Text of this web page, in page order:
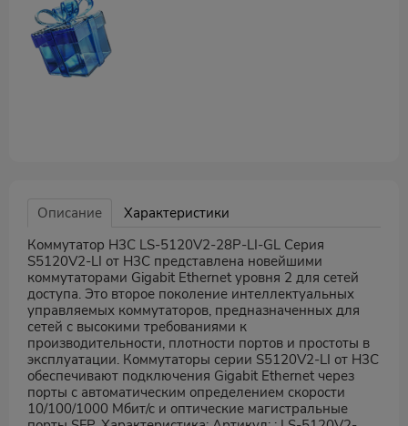
Описание
Характеристики
Коммутатор H3C LS-5120V2-28P-LI-GL Серия
S5120V2-LI от H3C представлена новейшими
коммутаторами Gigabit Ethernet уровня 2 для сетей
доступа. Это второе поколение интеллектуальных
управляемых коммутаторов, предназначенных для
сетей с высокими требованиями к
производительности, плотности портов и простоты в
эксплуатации. Коммутаторы серии S5120V2-LI от H3C
обеспечивают подключения Gigabit Ethernet через
порты с автоматическим определением скорости
10/100/1000 Мбит/с и оптические магистральные